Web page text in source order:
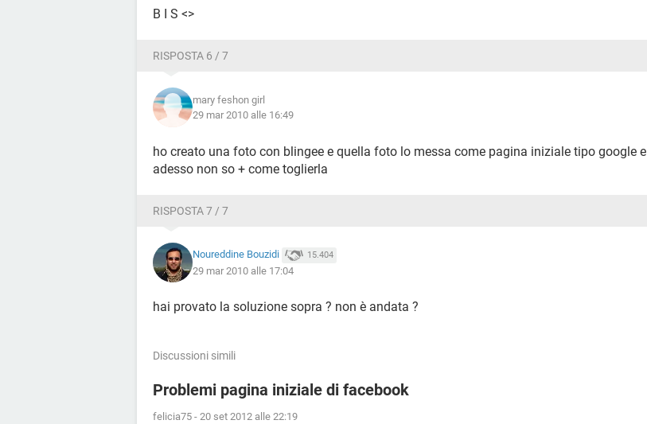
B I S <>
RISPOSTA 6 / 7
mary feshon girl
29 mar 2010 alle 16:49
ho creato una foto con blingee e quella foto lo messa come pagina iniziale tipo google e
adesso non so + come toglierla
RISPOSTA 7 / 7
Noureddine Bouzidi 15.404
29 mar 2010 alle 17:04
hai provato la soluzione sopra ? non è andata ?
Discussioni simili
Problemi pagina iniziale di facebook
felicia75 - 20 set 2012 alle 22:19